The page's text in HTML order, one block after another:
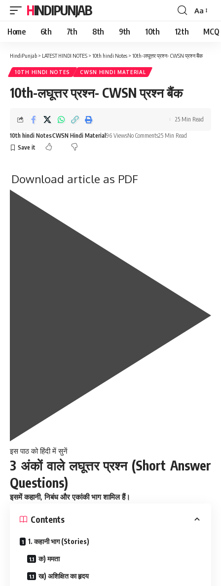
HINDIPUNJAB
Font
Resizer
Aa
Home 6th 7th 8th 9th 10th 12th MCQ
HindiPunjab > LATEST HINDI NOTES > 10th hindi Notes > 10th-लघूत्तर प्रश्न- CWSN प्रश्न बैंक
10TH HINDI NOTES CWSN HINDI MATERIAL
10th-लघूत्तर प्रश्न- CWSN प्रश्न बैंक
10th hindi NotesCWSN Hindi Material 96 ViewsNo Comments25 Min Read
25 Min Read
Download article as PDF
इस पाठ को हिंदी में सुनें
3 अंकों वाले लघूत्तर प्रश्न(Short Answer
Questions)
इसमें कहानी,निबंध और एकांकी भाग शामिल हैं।
Contents
1. कहानी भाग (Stories)
क) ममता
ख) अशिक्षित का हृदय